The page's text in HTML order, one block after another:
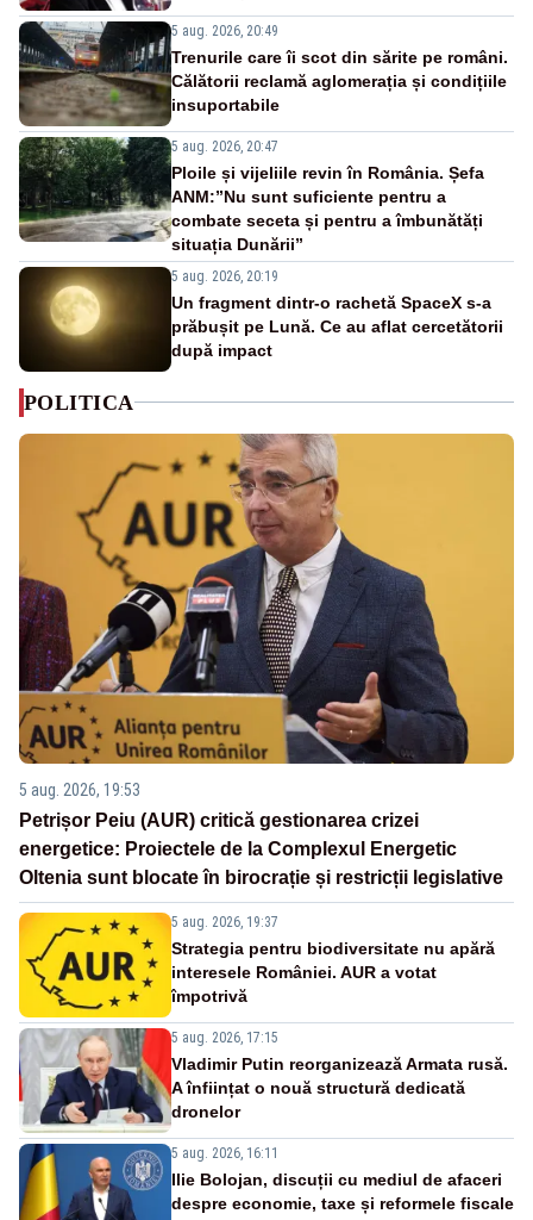
5 aug. 2026, 20:49
Trenurile care îi scot din sărite pe români.
Călătorii reclamă aglomerația și condițiile
insuportabile
5 aug. 2026, 20:47
Ploile și vijeliile revin în România. Șefa
ANM:”Nu sunt suficiente pentru a
combate seceta și pentru a îmbunătăți
situația Dunării”
5 aug. 2026, 20:19
Un fragment dintr-o rachetă SpaceX s-a
prăbușit pe Lună. Ce au aflat cercetătorii
după impact
POLITICA
5 aug. 2026, 19:53
Petrișor Peiu (AUR) critică gestionarea crizei
energetice: Proiectele de la Complexul Energetic
Oltenia sunt blocate în birocrație și restricții legislative
5 aug. 2026, 19:37
Strategia pentru biodiversitate nu apără
interesele României. AUR a votat
împotrivă
5 aug. 2026, 17:15
Vladimir Putin reorganizează Armata rusă.
A înființat o nouă structură dedicată
dronelor
5 aug. 2026, 16:11
Ilie Bolojan, discuții cu mediul de afaceri
despre economie, taxe și reformele fiscale